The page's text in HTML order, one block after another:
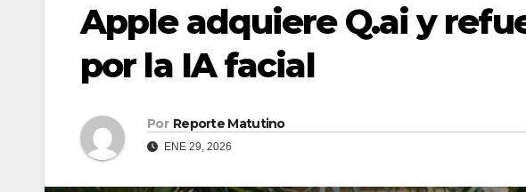
Apple adquiere Q.ai y
por la IA facial
Por Reporte Matutino
ENE 29, 2026